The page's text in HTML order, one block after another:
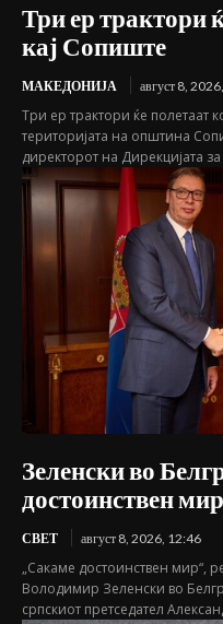
Три ер трактори
кај Сопиште
МАКЕДОНИЈА август 8,
Три ер трактори ќе полетаат
територијата на општина
директорот на Дирекцијата
Зеленски во
достоинствен мир
СВЕТ август 8, 2026, 12:46
„Сакаме достоинствен мир“,
Володимир Зеленски во
српскиот претседател